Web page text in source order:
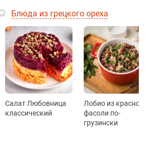
Блюда из грецкого ореха
Салат Любовница
классический
Лобио из красной
фасоли по-
грузински